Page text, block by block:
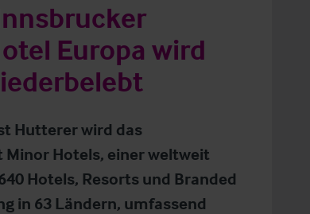
Europa wird
Hutterer wird das
Hotels, einer weltweit
Hotels, Resorts und Branded
in 63 Ländern, umfassend